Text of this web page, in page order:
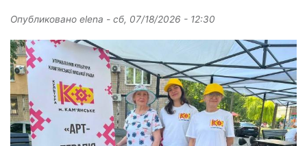
Опубликовано elena - сб, 07/18/2026 - 12:30